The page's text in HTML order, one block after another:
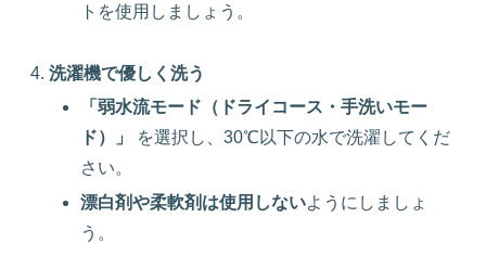
トを使用しましょう。
洗濯機で優しく洗う
「弱水流モード（ドライコース・手洗いモー
ド）」
を選択し、30℃以下の水で洗濯してくだ
さい。
漂白剤や柔軟剤は使用しないようにしましょ
う。